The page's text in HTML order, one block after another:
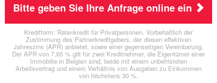
Bitte geben Sie Ihre Anfrage online ein
Kreditform: Ratenkredit für Privatpersonen. Vorbehaltlich der
Zustimmung des Partnerkreditgebers, der diesen effektiven
Jahreszins (APR) anbietet, sowie einer gegenseitigen Vereinbarung.
Der APR von 7,65 % gilt für zwei Kreditnehmer, die Eigentümer einer
Immobilie in Belgien sind, beide mit einem unbefristeten
Arbeitsvertrag und einem Verhältnis von Ausgaben zu Einkommen
von höchstens 30 %.